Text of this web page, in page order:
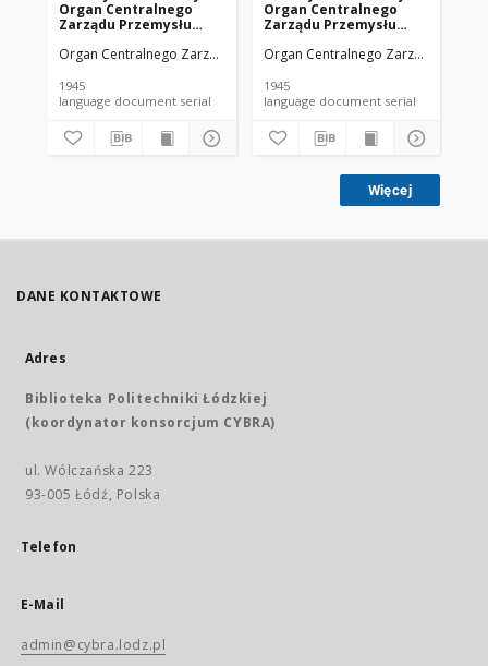
Organ Centralnego
Zarządu Przemysłu
R. 1 Nr 1 (1945)
Organ Centralnego Zarządu Przemysłu Chemicznego w Polsce
1945
language document serial
Organ Centralnego
Zarządu Przemysłu
R. 1 Nr 4 (1945)
Organ Centralnego Zarządu
1945
language document serial
Więcej
DANE KONTAKTOWE
Adres
Biblioteka Politechniki Łódzkiej
(koordynator konsorcjum CYBRA)
ul. Wólczańska 223
93-005 Łódź, Polska
Telefon
E-Mail
admin@cybra.lodz.pl